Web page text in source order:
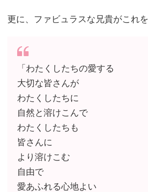
更に、ファビュラスな兄貴がこれを
「わたくしたちの愛する
大切な皆さんが
わたくしたちに
自然と溶けこんで
わたくしたちも
皆さんに
より溶けこむ
自由で
愛あふれる心地よい